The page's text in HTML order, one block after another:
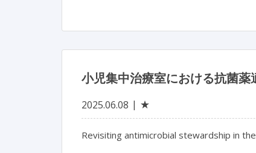
小児集中治療室における抗菌
2025.06.08 ★
Revisiting antimicrobial stewardship in